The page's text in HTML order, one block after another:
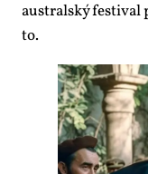
aus­tral­ský
to.